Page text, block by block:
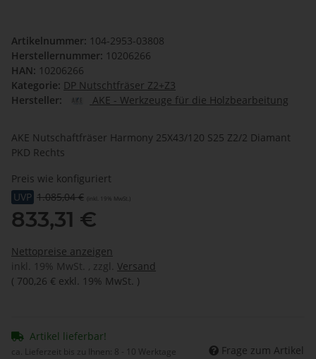
Artikelnummer: 104-2953-03808
Herstellernummer: 10206266
HAN: 10206266
Kategorie: DP Nutschtfräser Z2+Z3
Hersteller:
AKE - Werkzeuge für die Holzbearbeitung
AKE Nutschaftfräser Harmony 25X43/120 S25 Z2/2 Diamant
PKD Rechts
Preis wie konfiguriert
UVP 1.085,04 € (inkl. 19% MwSt.)
833,31 €
Nettopreise anzeigen
inkl. 19% MwSt. , zzgl. Versand
( 700,26 € exkl. 19% MwSt. )
Artikel lieferbar!
ca. Lieferzeit bis zu Ihnen: 8 - 10 Werktage Frage zum Artikel